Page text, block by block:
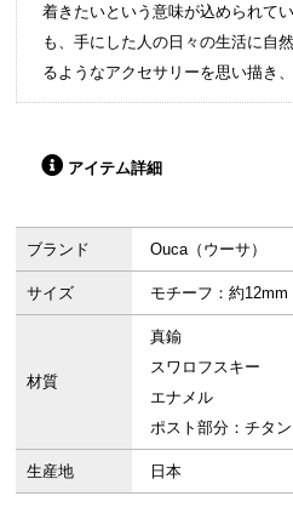
着きたいという意味が込められて
も、手にした人の日々の生活に自
るようなアクセサリーを思い描き
アイテム詳細
ブランド Ouca（ウーサ）
サイズ モチーフ：約12mm
材質
真鍮
スワロフスキー
エナ
ポスト部分：チタン
生産地 日本